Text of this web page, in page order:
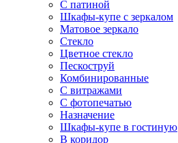
С патиной
Шкафы-купе с зеркалом
Матовое зеркало
Стекло
Цветное стекло
Пескоструй
Комбинированные
С витражами
С фотопечатью
Назначение
Шкафы-купе в гостиную
В коридор